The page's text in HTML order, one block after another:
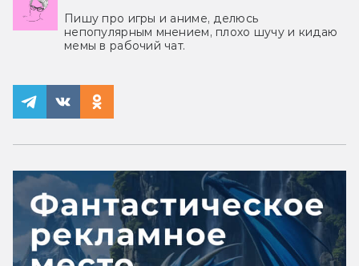
Пишу про игры и аниме, делюсь
непопулярным мнением, плохо шучу и кидаю
мемы в рабочий чат.